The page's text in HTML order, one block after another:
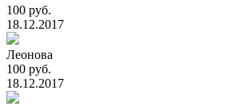
100 руб.
18.12.2017
Леонова
100 руб.
18.12.2017